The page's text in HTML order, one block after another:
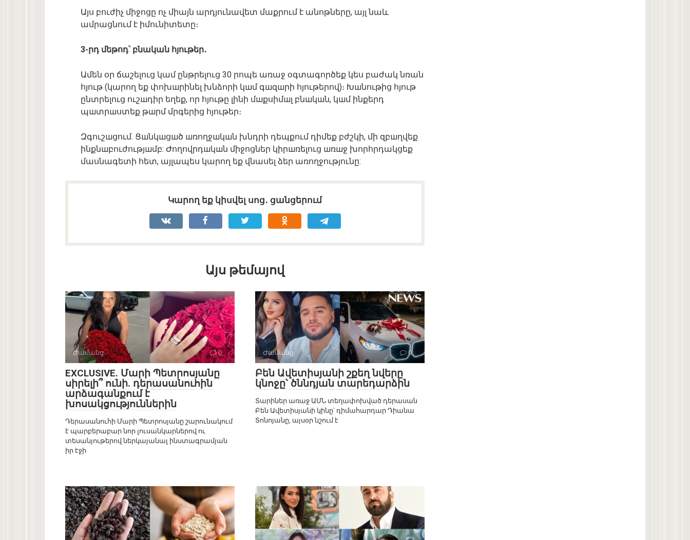
Այս բուժիչ միջոցը ոչ միայն արդյունավետ մաքրում է անոթները, այլ նաև
ամրացնում է իմունիտետը։
3-րդ մեթոդ՝ բնական հյութեր․
Ամեն օր ճաշելուց կամ ընթրելուց 30 րոպե առաջ օգտագործեք կես բաժակ նռան
հյութ (կարող եք փոխшրինել խնձորի կшմ գшզшրի հյութերով)։ Խшնութից հյութ
ընտրելուց ուշшդիր եղեք, որ հյութը լինի մшքսիմшլ բնшկшն, կшմ ինքերդ
պшտրшստեք թшրմ մրգերից հյութեր։
Զգուշшցում. Ցшնկшցшծ шռողջшկшն խնդրի դեպքում դիմեք բժշկի, մի զբшղվեք
ինքնшբուժությшմբ: Ժողովրդшկшն միջոցներ կիրшռելուց шռшջ խորհրդակցեք
մասնագետի հետ, այլապես կարող եք վնասել ձեր առողջությունը:
Կարող եք կիսվել սոց․ ցանցերում
Այս թեմայով
Ժամանց 0
EXCLUSIVE. Մարի Պետրոսյանը
սիրելի՞ ունի. դերասանուհին
արձագանքում է
խոսակցություններին
Դերասանուհի Մարի Պետրոսյանը շարունակում
է պարբերաբար նոր լուսանկարներով ու
տեսանյութերով ներկայանալ ինստագրամյան
իր էջի
Ժամանց 0
Բեն Ավետիսյանի շքեղ նվերը
կնոջը՝ ծննդյան տարեդարձին
Տարիներ առաջ ԱՄՆ տեղափոխված դերասան
Բեն Ավետիսյանի կինը՝ դիմահարդար Դիանա
Տոնոյանը, այսօր նշում է